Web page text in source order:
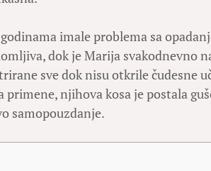
imale problema sa
dok je Marija svakodnevno
sve dok nisu otkrile čudesne
primene, njihova kosa je postala
samopouzdanje.